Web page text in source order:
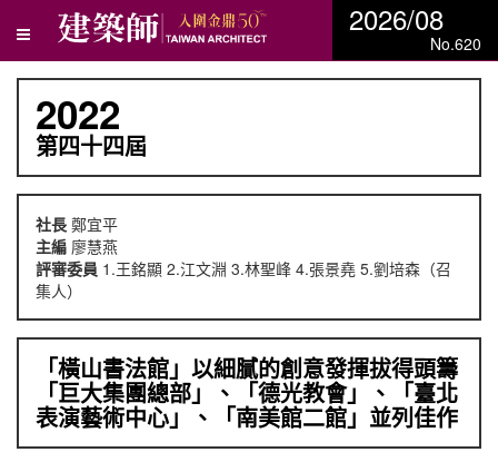
2026/08
No.620
2022
第四十四屆
社長 鄭宜平
主編 廖慧燕
評審委員 1.王銘顯 2.江文淵 3.林聖峰 4.張景堯 5.劉培森（召
集人）
「橫山書法館」以細膩的創意發揮拔得頭籌
「巨大集團總部」、「德光教會」、「臺北
表演藝術中心」、「南美館二館」並列佳作